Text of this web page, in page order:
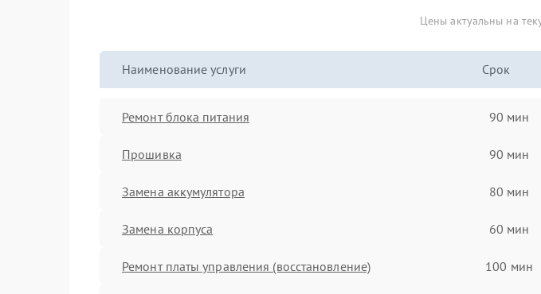
Цены актуальны на
Наименование услуги Срок
Ремонт блока питания 90 мин
Прошивка 90 мин
Замена аккумулятора 80 мин
Замена корпуса 60 мин
Ремонт платы управления (восстановление) 100 мин